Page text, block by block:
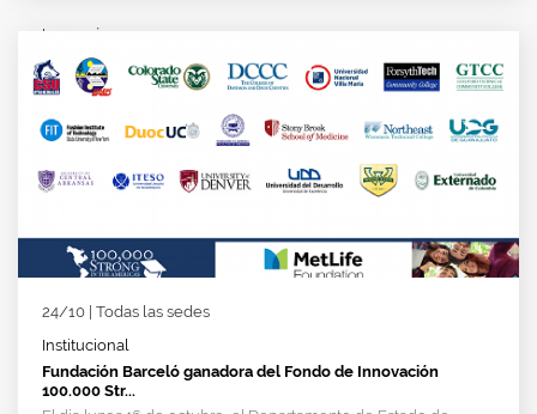
Leer más
24/10 | Todas las sedes
Institucional
Fundación Barceló ganadora del Fondo de Innovación
100.000 Str...